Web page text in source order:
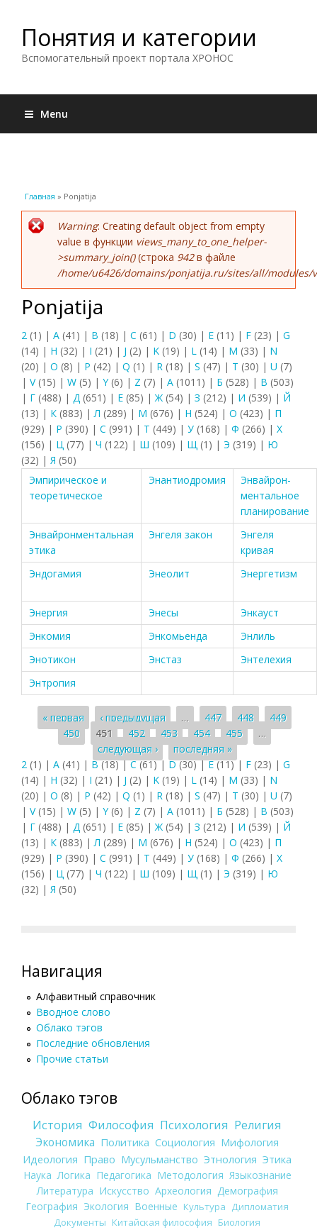
Понятия и категории
Вспомогательный проект портала ХРОНОС
Menu
Вы здесь
Главная » Ponjatija
Сообщение об ошибке
Warning: Creating default object from empty
value в функции views_many_to_one_helper-
>summary_join()(строка 942в файле
/home/u6426/domains/ponjatija.ru/sites/all/modules/
Ponjatija
2 (1) | A (41) | B (18) | C (61) | D (30) | E (11) | F (23) | G
(14) | H (32) | I (21) | J (2) | K (19) | L (14) | M (33) | N
(20) | O (8) | P (42) | Q (1) | R (18) | S (47) | T (30) | U (7)
| V(15) | W (5) | Y(6) | Z (7) | А (1011) | Б (528) | В (503)
| Г (488) | Д (651) | Е (85) | Ж (54) | З (212) | И (539) | Й
(13) | К (883) | Л (289) | М (676) | Н (524) | О (423) | П
(929) | Р (390) | С (991) | Т (449) | У (168) | Ф (266) | Х
(156) | Ц (77) | Ч (122) | Ш (109) | Щ (1) | Э (319) | Ю
(32) | Я (50)
Эмпирическое и
теоретическое
Энантиодромия
Энвайрон-
ментальное
планирование
Энвайронментальная
этика
Энгеля закон
Энгеля
кривая
Эндогамия
Энеолит Энергетизм
Энергия Энесы
Энкауст
Энкомия
Энкомьенда
Энлиль
Энотикон
Энстаз
Энтелехия
Энтропия
Страницы
« первая ‹ предыдущая … 447 448
449
450
451 452 453 454 455
…
следующая ›
последняя »
2 (1) | A (41) | B(18)|C(61)| D(30)|E(11)| F (23) | G
(14) | H (32) | I (21) | J (2) | K (19) | L (14) | M (33) | N
(20) | O (8) | P (42) | Q (1) | R (18) | S (47) | T (30) | U (7)
| V(15) | W (5) | Y(6) | Z (7) | А (1011) | Б (528) | В (503)
| Г (488) | Д (651) | Е (85) | Ж (54) | З (212) | И (539) | Й
(13) | К (883) | Л (289) | М (676) | Н (524) | О (423) | П
(929) | Р (390) | С (991) | Т (449) | У (168) | Ф (266) | Х
(156) | Ц (77) | Ч (122) | Ш (109) | Щ (1) | Э (319) | Ю
(32) | Я (50)
Навигация
Алфавитный справочник
Вводное слово
Облако тэгов
Последние обновления
Прочие статьи
Облако тэгов
История Философия Психология Религия
Экономика Политика Социология Мифология
Идеология Право Мусульманство Этнология Этика
Наука Логика Педагогика Методология Языкознание
Литература Искусство Археология Демография
География Экология Военные Культура
Дипломатия
Документы Китайская философия Биология